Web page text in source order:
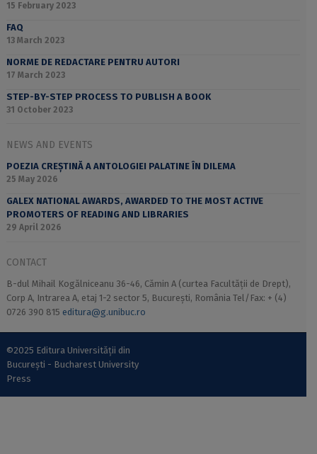
15 February 2023
FAQ
13 March 2023
NORME DE REDACTARE PENTRU AUTORI
17 March 2023
STEP-BY-STEP PROCESS TO PUBLISH A BOOK
31 October 2023
NEWS AND EVENTS
POEZIA CREȘTINĂ A ANTOLOGIEI PALATINE ÎN DILEMA
25 May 2026
GALEX NATIONAL AWARDS, AWARDED TO THE MOST ACTIVE
PROMOTERS OF READING AND LIBRARIES
29 April 2026
CONTACT
B-dul Mihail Kogălniceanu 36-46, Cămin A (curtea Facultății de Drept),
Corp A, Intrarea A, etaj 1-2 sector 5, București, România Tel/Fax: + (4)
0726 390 815 editura@g.unibuc.ro
©2025 Editura Universității din
București - Bucharest University
Press